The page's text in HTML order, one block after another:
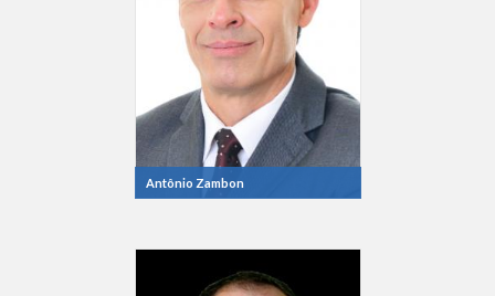
Antônio Zambon